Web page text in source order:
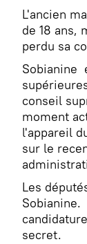
L'ancien
de 18
perdu sa
Sobianine
conseil
moment
l'appareil
sur le
Les
secret.